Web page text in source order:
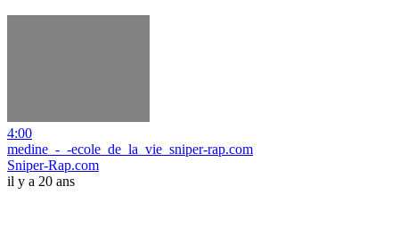
4:00
medine_-_-ecole_de_la_vie_sniper-rap.com
Sniper-Rap.com
il y a 20 ans